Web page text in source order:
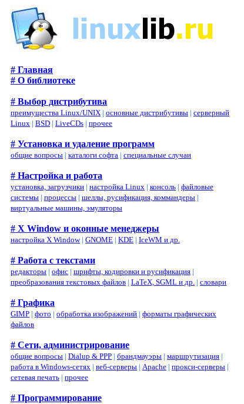
# Главная
# О библиотеке
# Выбор дистрибутива
преимущества Linux/UNIX | основные дистрибутивы | серверный
Linux | BSD | LiveCDs | прочее
# Установка и удаление программ
общие вопросы | каталоги софта | специальные случаи
# Настройка и работа
установка, загрузчики | настройка Linux | консоль | файловые
системы | процессы | шеллы, русификация, коммандеры |
виртуальные машины, эмуляторы
# X Window и оконные менеджеры
настройка X Window| GNOME | KDE | IceWM и др.
# Работа с текстами
редакторы | офис | шрифты, кодировки и русификация |
преобразования текстовых файлов | LaTeX, SGML и др. | словари
# Графика
GIMP | фото | обработка изображений | форматы графических
файлов
# Сети, администрирование
общие вопросы | Dialup & PPP | брандмауэры | маршрутизация |
работа в Windows-сетях | веб-серверы | Apache | прокси-серверы |
сетевая печать | прочее
# Программирование